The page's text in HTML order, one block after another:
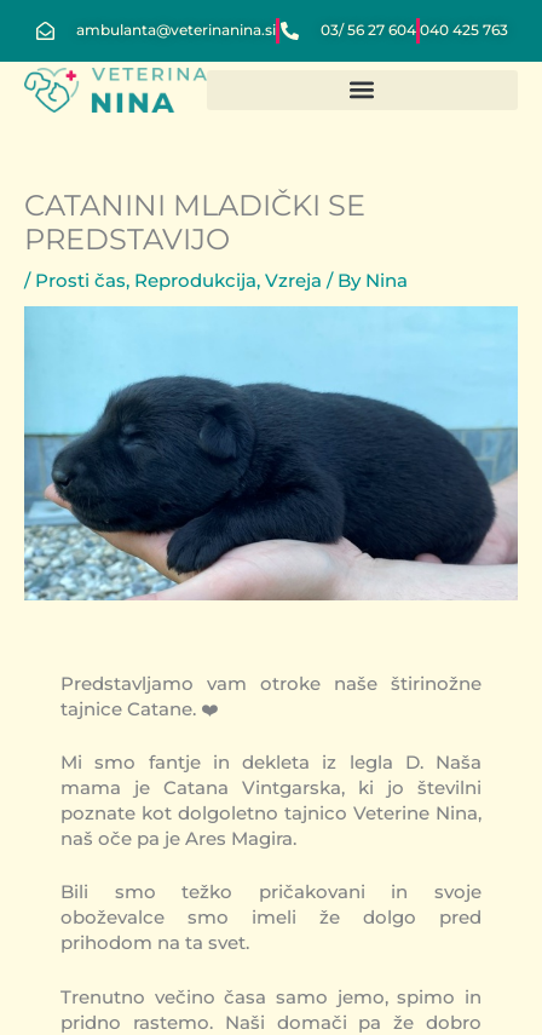
content
ambulanta@veterinanina.si 03/ 56 27 604 040 425 763
CATANINI MLADIČKI SE
PREDSTAVIJO
/ Prosti čas, Reprodukcija, Vzreja / By Nina
Predstavljamo vam otroke naše štirinožne
tajnice Catane. ❤️
Mi smo fantje in dekleta iz legla D. Naša
mama je Catana Vintgarska, ki jo številni
poznate kot dolgoletno tajnico Veterine Nina,
naš oče pa je Ares Magira.
Bili smo težko pričakovani in svoje
oboževalce smo imeli že dolgo pred
prihodom na ta svet.
Trenutno večino časa samo jemo, spimo in
pridno rastemo. Naši domači pa že dobro